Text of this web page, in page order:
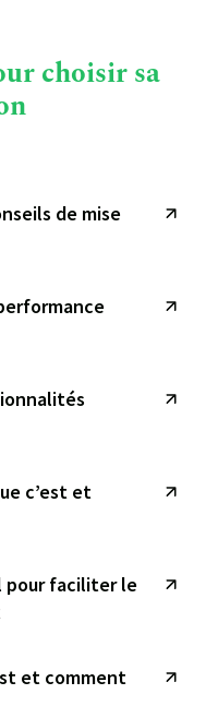
choisir sa
de mise
c’est et
pour faciliter le
et comment